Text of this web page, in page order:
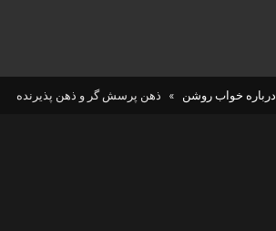
درباره خواب روشن ذهن پرسش گر و ذهن پذیرنده